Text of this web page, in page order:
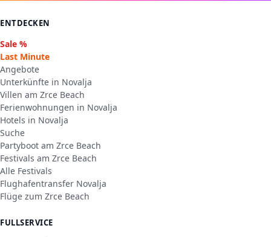
ENTDECKEN
Sale %
Last Minute
Angebote
Unterkünfte in Novalja
Villen am Zrce Beach
Ferienwohnungen in Novalja
Hotels in Novalja
Suche
Partyboot am Zrce Beach
Festivals am Zrce Beach
Alle Festivals
Flughafentransfer Novalja
Flüge zum Zrce Beach
FULLSERVICE